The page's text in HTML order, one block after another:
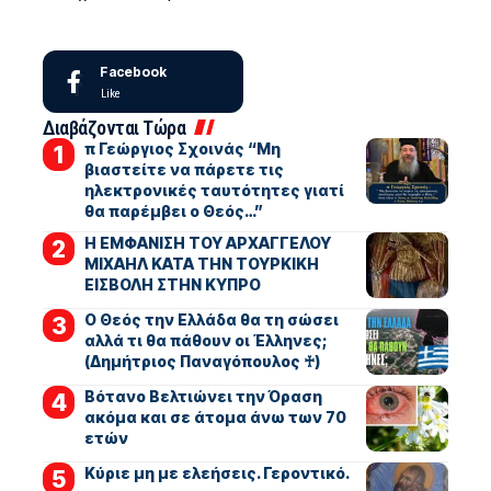
Facebook
Like
Διαβάζονται Τώρα
π Γεώργιος Σχοινάς “Μη
βιαστείτε να πάρετε τις
ηλεκτρονικές ταυτότητες γιατί
θα παρέμβει ο Θεός…”
Η ΕΜΦΑΝΙΣΗ ΤΟΥ ΑΡΧΑΓΓΕΛΟΥ
ΜΙΧΑΗΛ ΚΑΤΑ ΤΗΝ ΤΟΥΡΚΙΚΗ
ΕΙΣΒΟΛΗ ΣΤΗΝ ΚΥΠΡΟ
Ο Θεός την Ελλάδα θα τη σώσει
αλλά τι θα πάθουν οι Έλληνες;
(Δημήτριος Παναγόπουλος ♰)
Βότανο Βελτιώνει την Όραση
ακόμα και σε άτομα άνω των 70
ετών
Kύριε μη με ελεήσεις. Γεροντικό.